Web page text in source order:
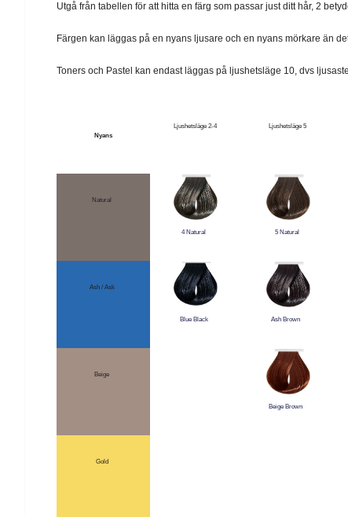
Utgå från tabellen för att hitta en färg som passar just ditt hår, 2
Färgen kan läggas på en nyans ljusare och en nyans mörkare än
Toners och Pastel kan endast läggas på ljushetsläge 10, dvs
Nyans
Ljushetsläge 2-4 Ljushetsläge 5
Natural
4 Natural 5 Natural
Ash / Ask
Blue Black Ash Brown
Beige
Beige Brown
Gold